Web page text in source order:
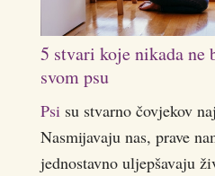
5 stvari koje nikada
svom psu
Psi su stvarno čovjekov
Nasmijavaju nas, prave
jednostavno uljepšavaju